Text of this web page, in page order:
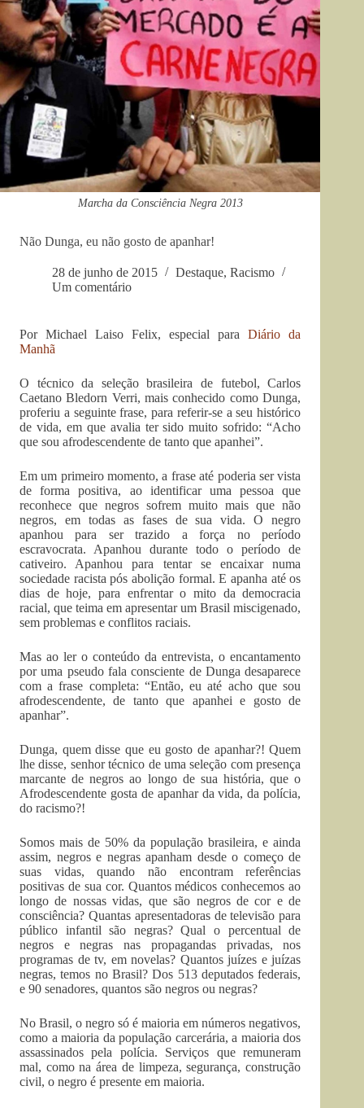
Marcha da Consciência Negra 2013
Não Dunga, eu não gosto de apanhar!
28 de junho de 2015 Destaque, Racismo
Um comentário
Por Michael Laiso Felix, especial paraDiário da
Manhã
O técnico da seleção brasileira de futebol, Carlos
Caetano Bledorn Verri, mais conhecido como Dunga,
proferiu a seguinte frase, para referir-se a seu histórico
de vida, em que avalia ter sido muito sofrido: “Acho
que sou afrodescendente de tanto que apanhei”.
Em um primeiro momento, a frase até poderia ser vista
de forma positiva, ao identificar uma pessoa que
reconhece que negros sofrem muito mais que não
negros, em todas as fases de sua vida. O negro
apanhou para ser trazido a força no período
escravocrata. Apanhou durante todo o período de
cativeiro. Apanhou para tentar se encaixar numa
sociedade racista pós abolição formal. E apanha até os
dias de hoje, para enfrentar o mito da democracia
racial, que teima em apresentar um Brasil miscigenado,
sem problemas e conflitos raciais.
Mas ao ler o conteúdo da entrevista, o encantamento
por uma pseudo fala consciente de Dunga desaparece
com a frase completa: “Então, eu até acho que sou
afrodescendente, de tanto que apanhei e gosto de
apanhar”.
Dunga, quem disse que eu gosto de apanhar?! Quem
lhe disse, senhor técnico de uma seleção com presença
marcante de negros ao longo de sua história, que o
Afrodescendente gosta de apanhar da vida, da polícia,
do racismo?!
Somos mais de 50% da população brasileira, e ainda
assim, negros e negras apanham desde o começo de
suas vidas, quando não encontram referências
positivas de sua cor. Quantos médicos conhecemos ao
longo de nossas vidas, que são negros de cor e de
consciência? Quantas apresentadoras de televisão para
público infantil são negras? Qual o percentual de
negros e negras nas propagandas privadas, nos
programas de tv, em novelas? Quantos juízes e juízas
negras, temos no Brasil? Dos 513 deputados federais,
e 90 senadores, quantos são negros ou negras?
No Brasil, o negro só é maioria em números negativos,
como a maioria da população carcerária, a maioria dos
assassinados pela polícia. Serviços que remuneram
mal, como na área de limpeza, segurança, construção
civil, o negro é presente em maioria.